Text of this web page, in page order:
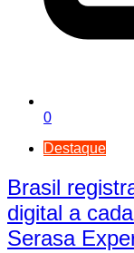
0
Destaque
Brasil
digital a
Serasa